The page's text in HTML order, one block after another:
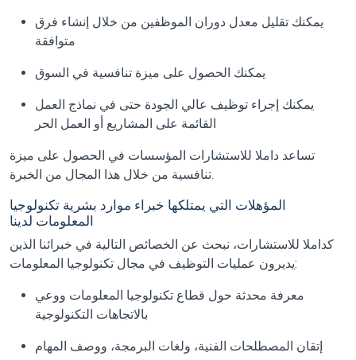
يمكنك تقليل معدل دوران الموظفين من خلال إنشاء فرق
متوافقة
يمكنك الحصول على ميزة تنافسية في السوق
يمكنك إجراء توظيف عالي الجودة حتى في نماذج العمل
القائمة على المشاريع أو العمل الحر
تساعد داملا للاستشارات المؤسسات في الحصول على ميزة
تنافسية من خلال هذا المجال من الخبرة.
المؤهلات التي يمتلكها خبراء موارد بشرية تكنولوجيا
المعلومات لدينا
كداملا للاستشارات، نبحث عن الخصائص التالية في خبرائنا الذين
يديرون عمليات التوظيف في مجال تكنولوجيا المعلومات:
معرفة محدثة حول قطاع تكنولوجيا المعلومات ووعي
بالاتجاهات التكنولوجية
إتقان المصطلحات الفنية، ولغات البرمجة، ووصف المهام